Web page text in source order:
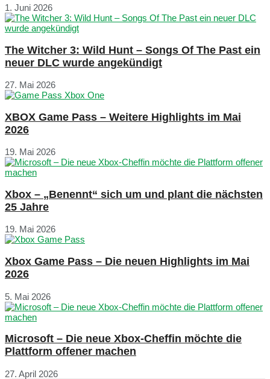
1. Juni 2026
The Witcher 3: Wild Hunt – Songs Of The Past ein
neuer DLC wurde angekündigt
27. Mai 2026
XBOX Game Pass – Weitere Highlights im Mai
2026
19. Mai 2026
Xbox – „Benennt“ sich um und plant die nächsten
25 Jahre
19. Mai 2026
Xbox Game Pass – Die neuen Highlights im Mai
2026
5. Mai 2026
Microsoft – Die neue Xbox-Cheffin möchte die
Plattform offener machen
27. April 2026